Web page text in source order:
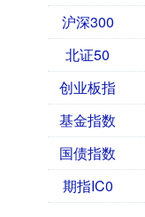
沪深300
北证50
创业板指
基金指数
国债指数
期指IC0